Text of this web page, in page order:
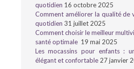
quotidien 16 octobre 2025
Comment améliorer la qualité de
quotidien 31 juillet 2025
Comment choisir le meilleur
santé optimale 19 mai 2025
Les mocassins pour enfants :
élégant et confortable 27 janvier